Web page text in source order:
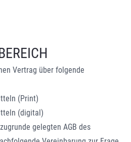
Vertrag über folgende
(Print)
(digital)
gelegten AGB des